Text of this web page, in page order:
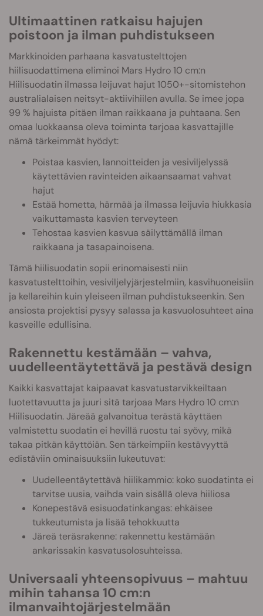
Ultimaattinen ratkaisu hajujen
poistoon ja ilman puhdistukseen
Markkinoiden parhaana kasvatustelttojen
hiilisuodattimena eliminoi Mars Hydro 10 cm:n
Hiilisuodatin ilmassa leijuvat hajut 1050+-sitomistehon
australialaisen neitsyt-aktiivihiilen avulla. Se imee jopa
99 % hajuista pitäen ilman raikkaana ja puhtaana. Sen
omaa luokkaansa oleva toiminta tarjoaa kasvattajille
nämä tärkeimmät hyödyt:
Poistaa kasvien, lannoitteiden ja vesiviljelyssä
käytettävien ravinteiden aikaansaamat vahvat
hajut
Estää hometta, härmää ja ilmassa leijuvia hiukkasia
vaikuttamasta kasvien terveyteen
Tehostaa kasvien kasvua säilyttämällä ilman
raikkaana ja tasapainoisena.
Tämä hiilisuodatin sopii erinomaisesti niin
kasvatustelttoihin, vesiviljelyjärjestelmiin, kasvihuoneisiin
ja kellareihin kuin yleiseen ilman puhdistukseenkin. Sen
ansiosta projektisi pysyy salassa ja kasvuolosuhteet aina
kasveille edullisina.
Rakennettu kestämään – vahva,
uudelleentäytettävä ja pestävä design
Kaikki kasvattajat kaipaavat kasvatustarvikkeiltaan
luotettavuutta ja juuri sitä tarjoaa Mars Hydro 10 cm:n
Hiilisuodatin. Järeää galvanoitua terästä käyttäen
valmistettu suodatin ei hevillä ruostu tai syövy, mikä
takaa pitkän käyttöiän. Sen tärkeimpiin kestävyyttä
edistäviin ominaisuuksiin lukeutuvat:
Uudelleentäytettävä hiilikammio: koko suodatinta ei
tarvitse uusia, vaihda vain sisällä oleva hiiliosa
Konepestävä esisuodatinkangas: ehkäisee
tukkeutumista ja lisää tehokkuutta
Järeä teräsrakenne: rakennettu kestämään
ankarissakin kasvatusolosuhteissa.
Universaali yhteensopivuus – mahtuu
mihin tahansa 10 cm:n
ilmanvaihtojärjestelmään